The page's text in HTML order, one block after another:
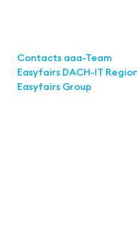
Contacts aaa-Team
Easyfairs DACH-IT
Easyfairs Group